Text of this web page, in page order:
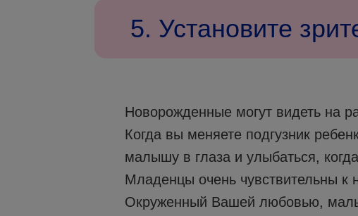
5. Установите
Новорожденные могут видеть на
Когда вы меняете подгузник
малышу в глаза и улыбаться,
Младенцы очень чувствительны к
Окруженный Вашей любовью,